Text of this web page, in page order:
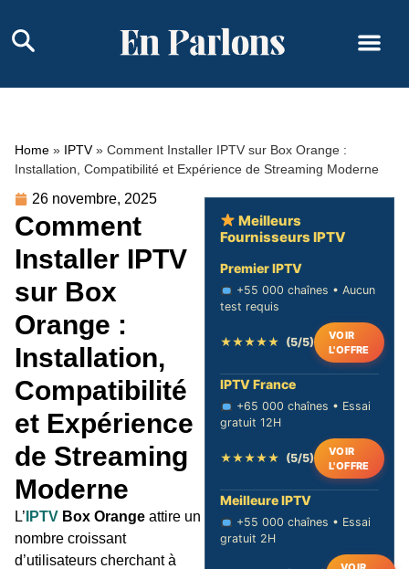
Home » IPTV» Comment Installer IPTV sur Box Orange :
Installation, Compatibilité et Expérience de Streaming Moderne
26 novembre, 2025
Comment
Installer IPTV
sur Box
Orange :
Installation,
Compatibilité
et Expérience
de Streaming
Moderne
L’ IPTV Box Orange attire un
nombre croissant
d’utilisateurs cherchant à
Meilleurs
Fournisseurs IPTV
Premier IPTV
+55 000 chaînes • Aucun
test requis
★★★★★ (5/5)
VOIR
L'OFFRE
IPTV France
+65 000 chaînes • Essai
gratuit 12H
★★★★★ (5/5)
VOIR
L'OFFRE
Meilleure IPTV
+55 000 chaînes • Essai
gratuit 2H